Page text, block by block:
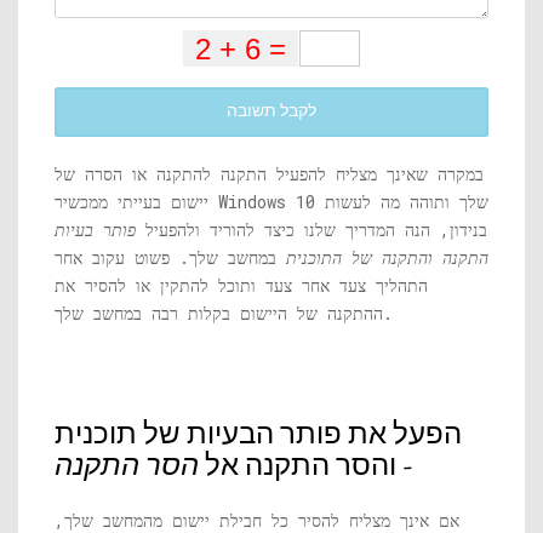
לקבל תשובה
במקרה שאינך מצליח להפעיל התקנה להתקנה או הסרה של
יישום בעייתי ממכשיר Windows 10 שלך ותוהה מה לעשות
בנידון, הנה המדריך שלנו כיצד להוריד ולהפעיל פותר בעיות
התקנה והתקנה של התוכנית במחשב שלך. פשוט עקוב אחר
התהליך צעד אחר צעד ותוכל להתקין או להסיר את
ההתקנה של היישום בקלות רבה במחשב שלך.
הפעל את פותר הבעיות של תוכנית
והסר התקנה אלהסר התקנה -
אם אינך מצליח להסיר כל חבילת יישום מהמחשב שלך,